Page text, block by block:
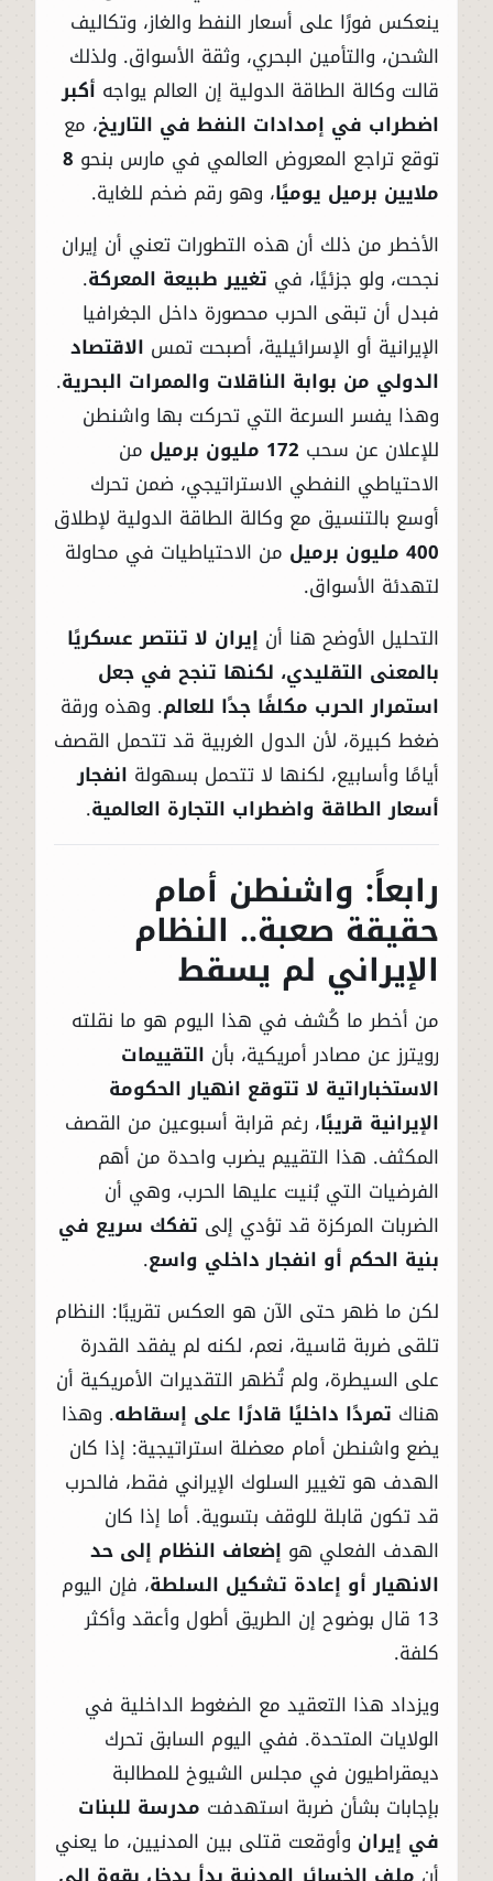
ينعكس فورًا على أسعار النفط والغاز، وتكاليف
الشحن، والتأمين البحري، وثقة الأسواق. ولذلك
قالت وكالة الطاقة الدولية إن العالم يواجه أكبر
اضطراب في إمدادات النفط في التاريخ، مع
توقع تراجع المعروض العالمي في مارس بنحو 8
ملايين برميل يوميًا، وهو رقم ضخم للغاية.
الأخطر من ذلك أن هذه التطورات تعني أن إيران
نجحت، ولو جزئيًا، في تغيير طبيعة المعركة.
فبدل أن تبقى الحرب محصورة داخل الجغرافيا
الإيرانية أو الإسرائيلية، أصبحت تمس الاقتصاد
الدولي من بوابة الناقلات والممرات البحرية.
وهذا يفسر السرعة التي تحركت بها واشنطن
للإعلان عن سحب 172 مليون برميل
من
الاحتياطي النفطي الاستراتيجي، ضمن تحرك
أوسع بالتنسيق مع وكالة الطاقة الدولية لإطلاق
400 مليون برميل
من الاحتياطيات في محاولة
لتهدئة الأسواق.
التحليل الأوضح هنا أن إيران لا تنتصر عسكريًا
بالمعنى التقليدي، لكنها تنجح في جعل
استمرار الحرب مكلفًا جدًا للعالم. وهذه ورقة
ضغط كبيرة، لأن الدول الغربية قد تتحمل القصف
أيامًا وأسابيع، لكنها لا تتحمل بسهولة انفجار
أسعار الطاقة واضطراب التجارة العالمية.
رابعاً: واشنطن أمام
حقيقة صعبة.. النظام
الإيراني لم يسقط
من أخطر ما كُشف في هذا اليوم هو ما نقلته
رويترز عن مصادر أمريكية، بأن التقييمات
الاستخباراتية لا تتوقع انهيار الحكومة
الإيرانية قريبًا، رغم قرابة أسبوعين من القصف
المكثف. هذا التقييم يضرب واحدة من أهم
الفرضيات التي بُنيت عليها الحرب، وهي أن
الضربات المركزة قد تؤدي إلى تفكك سريع في
بنية الحكم أو انفجار داخلي واسع.
لكن ما ظهر حتى الآن هو العكس تقريبًا: النظام
تلقى ضربة قاسية، نعم، لكنه لم يفقد القدرة
على السيطرة، ولم تُظهر التقديرات الأمريكية أن
هناك تمردًا داخليًا قادرًا على إسقاطه. وهذا
يضع واشنطن أمام معضلة استراتيجية: إذا كان
الهدف هو تغيير السلوك الإيراني فقط، فالحرب
قد تكون قابلة للوقف بتسوية. أما إذا كان
الهدف الفعلي هو إضعاف النظام إلى حد
الانهيار أو إعادة تشكيل السلطة، فإن اليوم
13 قال بوضوح إن الطريق أطول وأعقد وأكثر
كلفة.
ويزداد هذا التعقيد مع الضغوط الداخلية في
الولايات المتحدة. ففي اليوم السابق تحرك
ديمقراطيون في مجلس الشيوخ للمطالبة
بإجابات بشأن ضربة استهدفت مدرسة للبنات
في إيران وأوقعت قتلى بين المدنيين، ما يعني